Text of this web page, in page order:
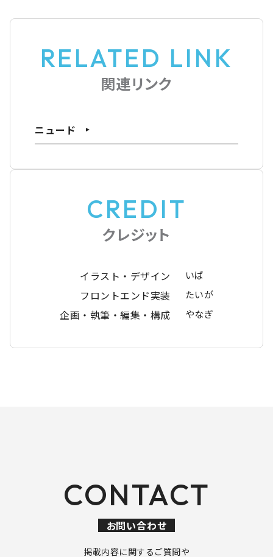
RELATED LINK
関連リンク
ニュード
CREDIT
クレジット
イラスト・デザイン いば
フロントエンド実装 たいが
企画・執筆・編集・構成 やなぎ
CONTACT
お問い合わせ
掲載内容に関するご質問や